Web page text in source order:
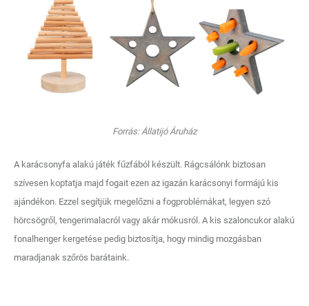
Forrás: Állatijó Áruház
A karácsonyfa alakú játék fűzfából készült. Rágcsálónk biztosan
szívesen koptatja majd fogait ezen az igazán karácsonyi formájú kis
ajándékon. Ezzel segítjük megelőzni a fogproblémákat, legyen szó
hörcsögről, tengerimalacról vagy akár mókusról. A kis szaloncukor alakú
fonalhenger kergetése pedig biztosítja, hogy mindig mozgásban
maradjanak szőrös barátaink.